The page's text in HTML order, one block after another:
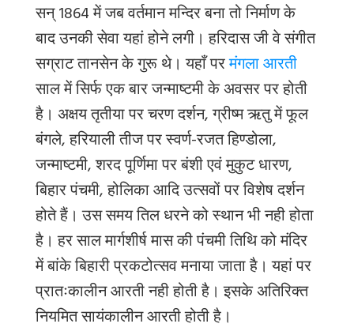
सन्1864मेंजबवर्तमानमन्दिरबनातोनिर्माणके
बादउनकीसेवायहांहोनेलगी। हरिदासजीवेसंगीत
सग्राटतानसेनकेगुरूथे। यहाँपरमंगला आरती
सालमेंसिर्फएकबारजन्माष्टमीकेअवसरपरहोती
है। अक्षयतृतीयापरचरणदर्शन,ग्रीष्मऋतुमेंफूल
बंगले,हरियालीतीजपरस्वर्ण-रजतहिण्डोला,
जन्माष्टमी,शरदपूर्णिमापरबंशीएवंमुकुटधारण,
बिहारपंचमी,होलिकाआदिउत्सवोंपरविशेषदर्शन
होतेहैं। उससमयतिलधरनेकोस्थानभीनहीहोता
है। हरसालमार्गशीर्षमासकीपंचमीतिथिकोमंदिर
मेंबांकेबिहारीप्रकटोत्सवमनायाजाताहै। यहांपर
प्रातःकालीनआरतीनहीहोतीहै। इसकेअतिरिक्त
नियमितसायंकालीनआरतीहोतीहै।